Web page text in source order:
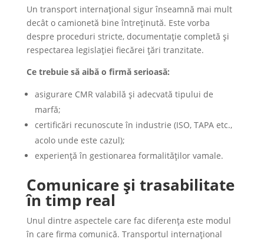
Un transport internațional sigur înseamnă mai mult
decât o camionetă bine întreținută. Este vorba
despre proceduri stricte, documentație completă și
respectarea legislației fiecărei țări tranzitate.
Ce trebuie să aibă o firmă serioasă:
asigurare CMR valabilă și adecvată tipului de
marfă;
certificări recunoscute în industrie (ISO, TAPA etc.,
acolo unde este cazul);
experiență în gestionarea formalităților vamale.
Comunicare și trasabilitate
în timp real
Unul dintre aspectele care fac diferența este modul
în care firma comunică. Transportul internațional